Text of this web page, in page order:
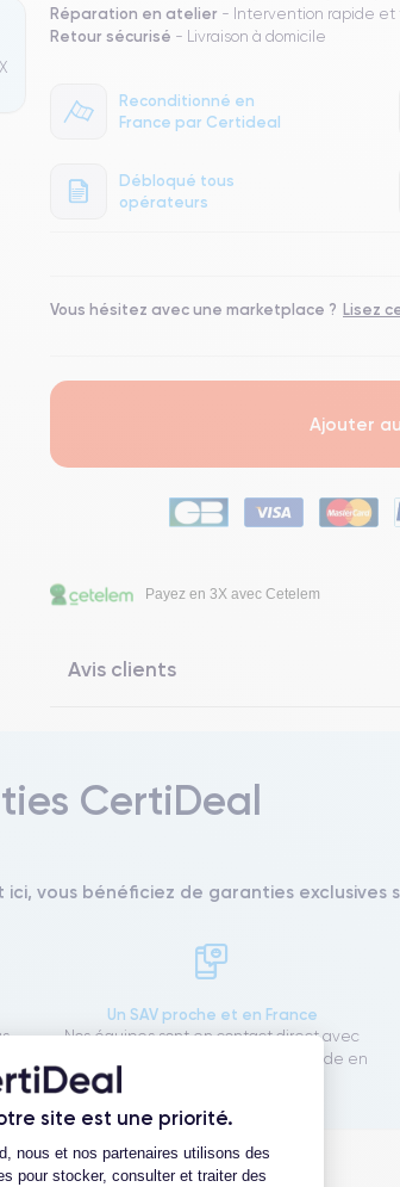
site est une priorité.
du Consentement :
nous et nos partenaires utilisons des
pour stocker, consulter et traiter des
Réparation en atelier - Intervention rapide et
Retour sécurisé - Livraison à domicile
Reconditionné en
France par Certideal
Débloqué tous
opérateurs
Vous hésitez avec une marketplace ? Lisez
Ajouter
Payez en 3X avec Cetelem
Avis clients
CertiDeal
vous bénéficiez de garanties exclusives
Un SAV proche et en France
Nos équipes sont en contact direct avec
notre atelier pour une résolution rapide en